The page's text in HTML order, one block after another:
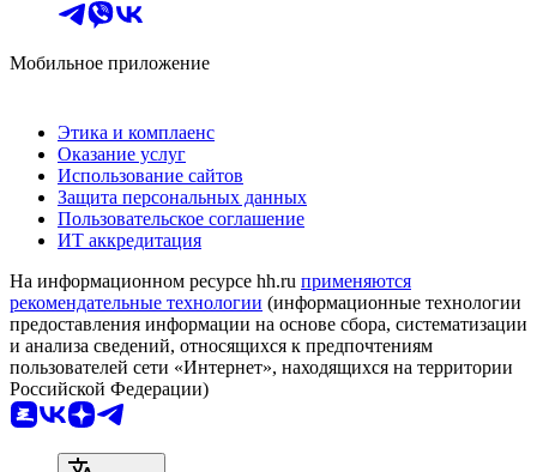
Мобильное приложение
Этика и комплаенс
Оказание услуг
Использование сайтов
Защита персональных данных
Пользовательское соглашение
ИТ аккредитация
На информационном ресурсе hh.ru применяются
рекомендательные технологии (информационные технологии
предоставления информации на основе сбора, систематизации
и анализа сведений, относящихся к предпочтениям
пользователей сети «Интернет», находящихся на территории
Российской Федерации)